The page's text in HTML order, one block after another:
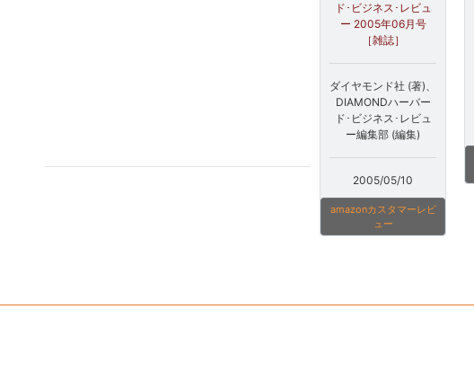
ド･ビジネス･レビュ
ー 2005年06月号
［雑誌］
ダイヤモンド社 (著)、
DIAMONDハーバー
ド･ビジネス･レビュ
ー編集部 (編集)
2005/05/10
amazonカスタマーレビ
ュー